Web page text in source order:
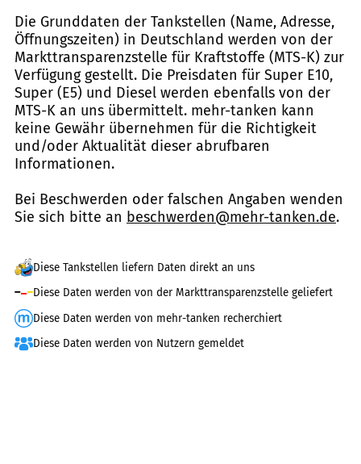
Die Grunddaten der Tankstellen (Name, Adresse,
Öffnungszeiten) in Deutschland werden von der
Markttransparenzstelle für Kraftstoffe (MTS-K) zur
Verfügung gestellt. Die Preisdaten für Super E10,
Super (E5) und Diesel werden ebenfalls von der
MTS-K an uns übermittelt. mehr-tanken kann
keine Gewähr übernehmen für die Richtigkeit
und/oder Aktualität dieser abrufbaren
Informationen.
Bei Beschwerden oder falschen Angaben wenden
Sie sich bitte an beschwerden@mehr-tanken.de.
Diese Tankstellen liefern Daten direkt an uns
Diese Daten werden von der Markttransparenzstelle geliefert
Diese Daten werden von mehr-tanken recherchiert
Diese Daten werden von Nutzern gemeldet